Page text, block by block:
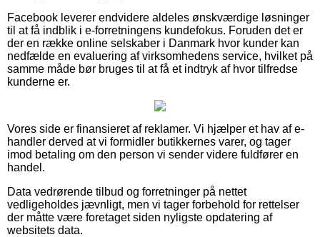
Facebook leverer endvidere aldeles ønskværdige løsninger
til at få indblik i e-forretningens kundefokus. Foruden det er
der en række online selskaber i Danmark hvor kunder kan
nedfælde en evaluering af virksomhedens service, hvilket på
samme måde bør bruges til at få et indtryk af hvor tilfredse
kunderne er.
Vores side er finansieret af reklamer. Vi hjælper et hav af e-
handler derved at vi formidler butikkernes varer, og tager
imod betaling om den person vi sender videre fuldfører en
handel.
Data vedrørende tilbud og forretninger på nettet
vedligeholdes jævnligt, men vi tager forbehold for rettelser
der måtte være foretaget siden nyligste opdatering af
websitets data.